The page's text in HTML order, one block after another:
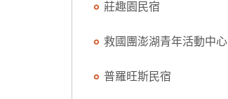
莊趣園民宿
救國團澎湖青年活動中心
普羅旺斯民宿